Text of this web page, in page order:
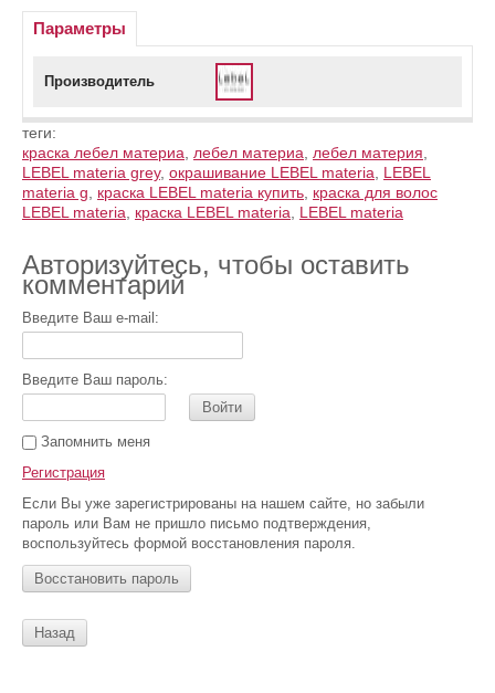
Параметры
Производитель
теги:
краска лебел материа
лебел материа лебел материя
LEBEL materia grey, окрашивание LEBEL materia
LEBEL
materia g
краска LEBEL materia купить краска для волос
LEBEL materia
краска LEBEL materia LEBEL materia
Авторизуйтесь, чтобы оставить
комментарий
Введите Ваш e-mail:
Введите Ваш пароль:
Войти
Запомнить меня
Регистрация
Если Вы уже зарегистрированы на нашем сайте, но забыли
пароль или Вам не пришло письмо подтверждения,
воспользуйтесь формой восстановления пароля.
Восстановить пароль
Назад